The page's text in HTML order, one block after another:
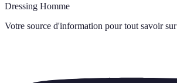
Dressing Homme
Votre source d'information pour tout savoir sur